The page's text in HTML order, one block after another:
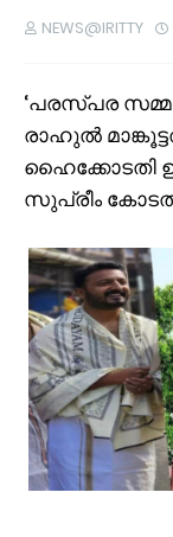
NEWS@IRITTY
‘പരസ്പര
രാഹുല്‍
ഹൈക്കോടതി
സുപ്രീം